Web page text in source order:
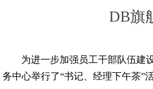
DB旗
为进一步加强员工干部队伍建
务中心举行了“书记、经理下午茶”